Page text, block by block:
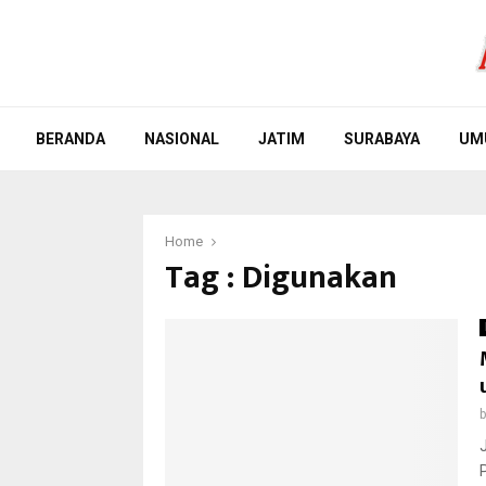
BERANDA NASIONAL JATIM SURABAYA
Home
Tag : Digunakan